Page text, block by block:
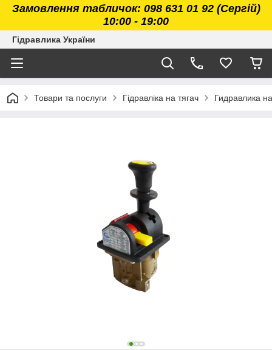
Замовлення табличок: 098 631 01 92 (Сергій)
10:00 - 19:00
Гідравлика України
Товари та послуги Гідравліка на тягач Гидравлика